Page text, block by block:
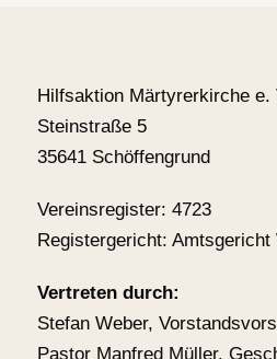
Hilfsaktion Märtyrerkirche e.
Steinstraße 5
35641 Schöffengrund
Vereinsregister: 4723
Registergericht: Amtsgericht
Vertreten durch:
Stefan Weber,
Pastor Manfred Müller,